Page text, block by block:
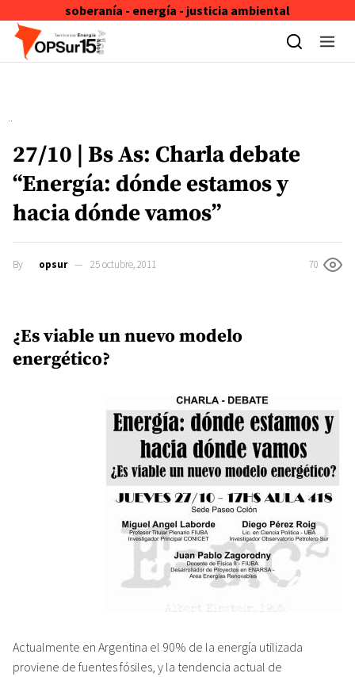
soberanía - energía - justicia ambiental
Skip to content
27/10 | Bs As: Charla debate
“Energía: dónde estamos y
hacia dónde vamos”
By opsur 25 octubre, 2011 70
¿Es viable un nuevo modelo
energético?
Actualmente en Argentina el 90% de la energía utilizada
proviene de fuentes fósiles, y la tendencia actual de